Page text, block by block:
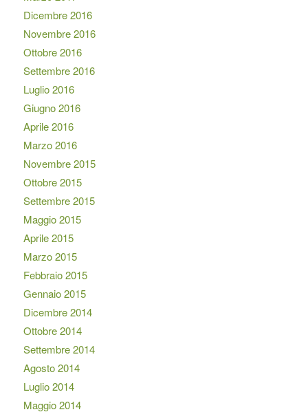
Dicembre 2016
Novembre 2016
Ottobre 2016
Settembre 2016
Luglio 2016
Giugno 2016
Aprile 2016
Marzo 2016
Novembre 2015
Ottobre 2015
Settembre 2015
Maggio 2015
Aprile 2015
Marzo 2015
Febbraio 2015
Gennaio 2015
Dicembre 2014
Ottobre 2014
Settembre 2014
Agosto 2014
Luglio 2014
Maggio 2014